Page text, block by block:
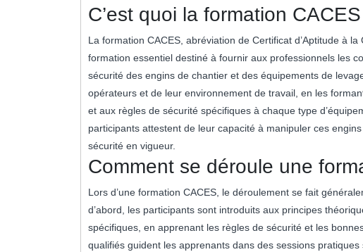
C’est quoi la formation
La formation CACES, abréviation de Certificat d’Aptitude à
formation essentiel destiné à fournir aux professionnels les
sécurité des engins de chantier et des équipements de
opérateurs et de leur environnement de travail, en les
et aux règles de sécurité spécifiques à chaque type
participants attestent de leur capacité à manipuler ces
sécurité en vigueur.
Comment se déroule une
Lors d’une formation CACES, le déroulement se fait
d’abord, les participants sont introduits aux principes
spécifiques, en apprenant les règles de sécurité et les
qualifiés guident les apprenants dans des sessions